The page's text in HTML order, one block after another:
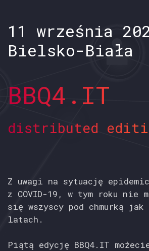
11 września
Bielsko-Biała
BBQ4.IT
distributed
Z uwagi na sytuację
z COVID-19, w tym roku nie
się wszyscy pod chmurką jak
latach.
Piątą edycję BBQ4.IT